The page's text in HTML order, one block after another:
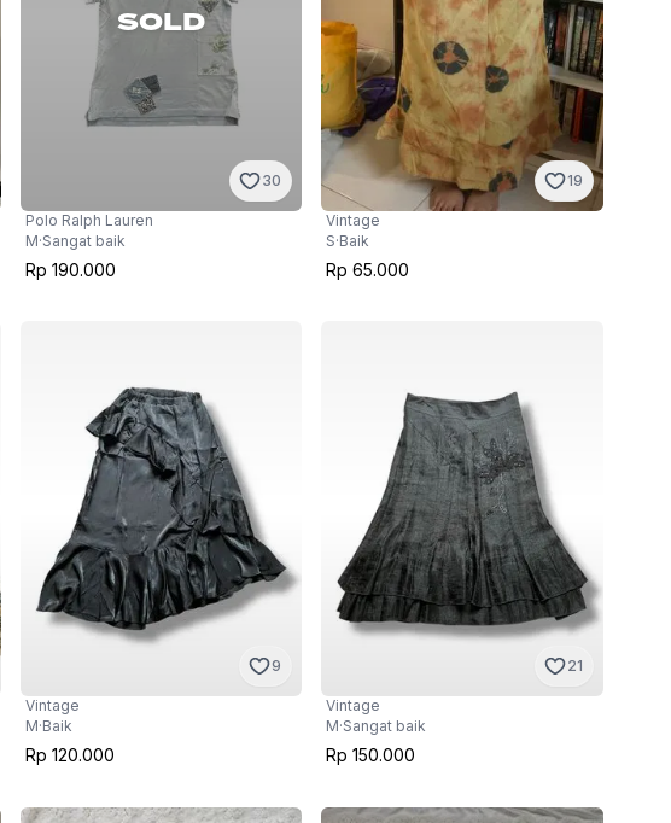
SOLD
30
Polo Ralph Lauren
M·Sangat baik
Rp 190.000
19
Vintage
S·Baik
Rp 65.000
9
Vintage
M·Baik
Rp 120.000
21
Vintage
M·Sangat baik
Rp 150.000